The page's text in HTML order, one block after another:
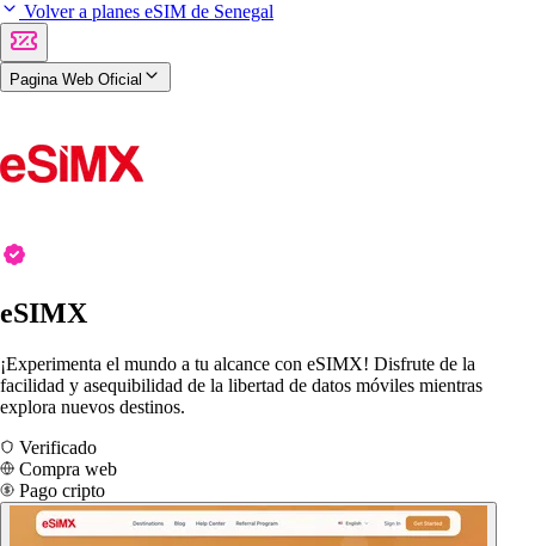
Volver a planes eSIM de Senegal
Pagina Web Oficial
eSIMX
¡Experimenta el mundo a tu alcance con eSIMX! Disfrute de la
facilidad y asequibilidad de la libertad de datos móviles mientras
explora nuevos destinos.
Verificado
Compra web
Pago cripto